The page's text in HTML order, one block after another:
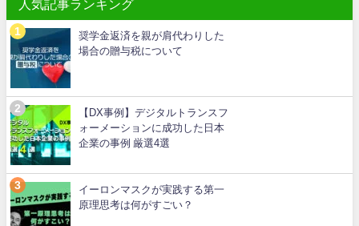
人気記事ランキング
奨学金返済を親が肩代わりした
場合の贈与税について
【DX事例】デジタルトランスフ
ォーメーションに成功した日本
企業の事例 厳選4選
イーロンマスクが実践する第一
原理思考は何がすごい？